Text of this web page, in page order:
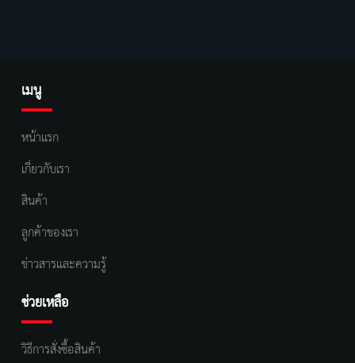
เมนู
หน้าแรก
เกี่ยวกับเรา
สินค้า
ลูกค้าของเรา
ข่าวสารและความรู้
ช่วยเหลือ
วิธีการสั่งซื้อสินค้า